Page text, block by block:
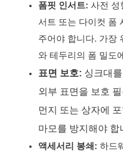
폼핏 인서트: 사전 성
서트 또는 다이컷 폼
주어야 합니다. 가장
와 테두리의 폼 밀도
표면 보호: 싱크대
외부 표면을 보호
먼지 또는 상자에
마모를 방지해야 합
액세서리 봉쇄: 하드